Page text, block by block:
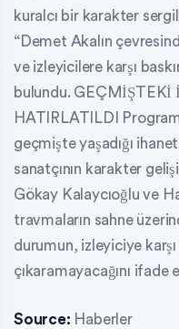
kuralcı bir karakter
“Demet Akalın
ve izleyicilere karşı
bulundu. GEÇMİŞTEKİ
HATIRLATILDI
geçmişte yaşadığı
sanatçının karakter
Gökay Kalaycıoğlu ve
travmaların sahne
durumun, izleyiciye
çıkaramayacağını ifade
Source: Haberler